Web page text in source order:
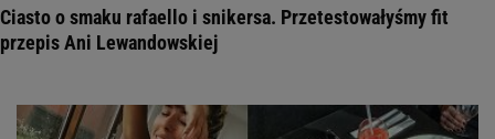
Ciasto o smaku rafaello i snikersa. Przetestowałyśmy fit
przepis Ani Lewandowskiej